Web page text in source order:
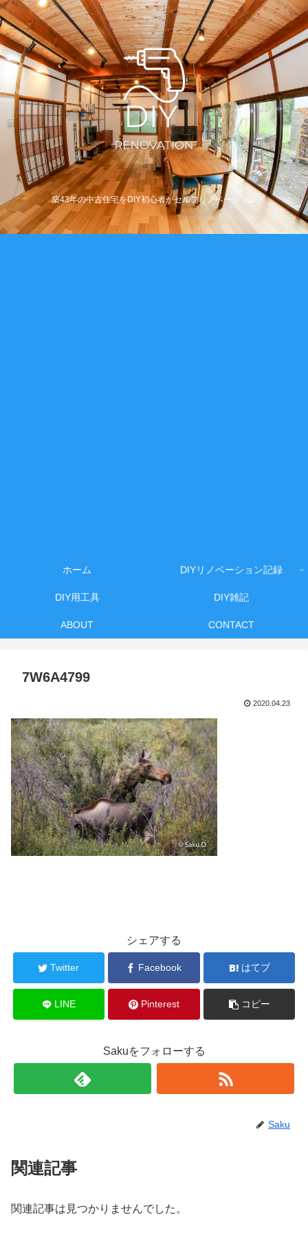
築43年の中古住宅をDIY初心者がセルフリノベーション
ホーム DIYリノベーション記録
DIY用工具 DIY雑記
ABOUT CONTACT
7W6A4799
2020.04.23
シェアする
Twitter Facebook はてブ
LINE Pinterest コピー
Sakuをフォローする
Saku
関連記事
関連記事は見つかりませんでした。